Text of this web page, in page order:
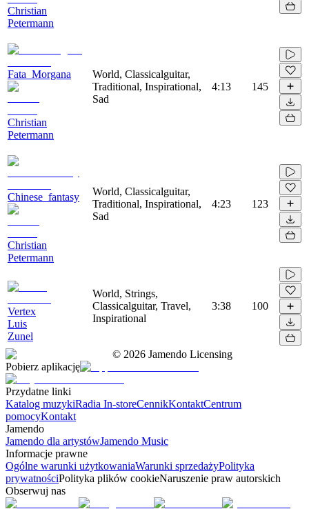
Christian
Petermann
Fata_Morgana
Christian
Petermann
World, Classicalguitar,
Traditional, Inspirational,
Sad
4:13 145
Chinese_fantasy
Christian
Petermann
World, Classicalguitar,
Traditional, Inspirational,
Sad
4:23 123
Vertex
Luis
Zunel
World, Strings,
Classicalguitar, Travel,
Inspirational
3:38 100
© 2026 Jamendo Licensing
Pobierz aplikację
Przydatne linki
Katalog muzykiRadia In-storeCennikKontaktCentrum
pomocyKontakt
Jamendo
Jamendo dla artystówJamendo Music
Informacje prawne
Ogólne warunki użytkowaniaWarunki sprzedażyPolityka
prywatnościPolityka plików cookieNaruszenie praw autorskich
Obserwuj nas